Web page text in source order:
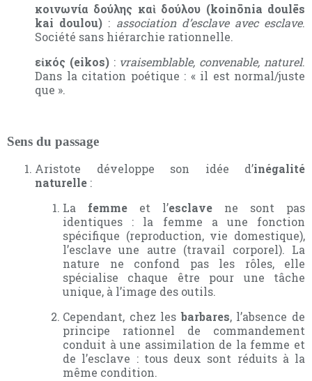
κοινωνία δούλης καὶ δούλου (koinōnia doulēs
kai doulou) : association d’esclave avec esclave.
Société sans hiérarchie rationnelle.
εἰκός (eikos): vraisemblable, convenable, naturel.
Dans la citation poétique : « il est normal/juste
que ».
Sens du passage
Aristote développe son idée d’inégalité
naturelle :
La femme et l’esclave ne sont pas
identiques : la femme a une fonction
spécifique (reproduction, vie domestique),
l’esclave une autre (travail corporel). La
nature ne confond pas les rôles, elle
spécialise chaque être pour une tâche
unique, à l’image des outils.
Cependant, chez lesbarbares, l’absence de
principe rationnel de commandement
conduit à une assimilation de la femme et
de l’esclave : tous deux sont réduits à la
même condition.